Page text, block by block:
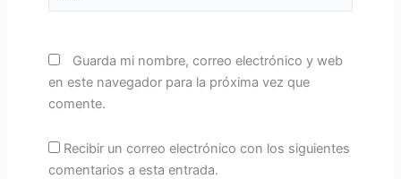
Guarda mi nombre, correo electrónico y web
en este navegador para la próxima vez que
comente.
Recibir un correo electrónico con los siguientes
comentarios a esta entrada.